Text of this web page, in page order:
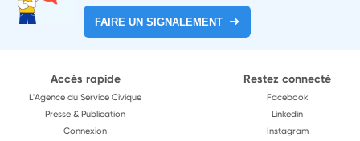
FAIRE UN SIGNALEMENT
Accès rapide
L'Agence du Service Civique
Presse & Publication
Connexion
Restez connecté
Facebook
Linkedin
Instagram